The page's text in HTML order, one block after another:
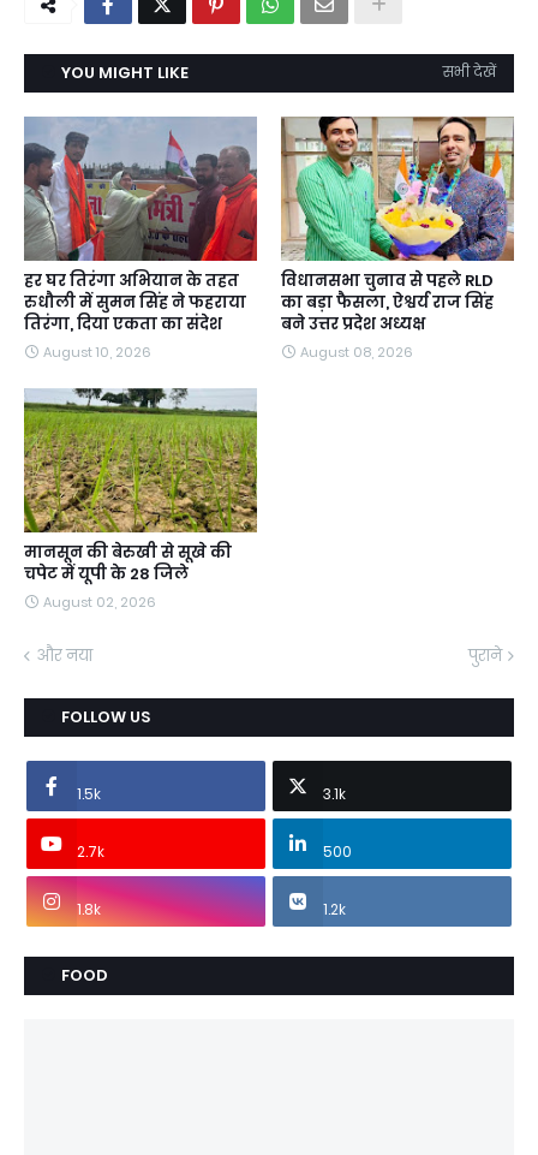
YOU MIGHT LIKE सभी देखें
हर घर तिरंगा अभियान के तहत
रुधौली में सुमन सिंह ने फहराया
तिरंगा, दिया एकता का संदेश
August 10, 2026
विधानसभा चुनाव से पहले RLD
का बड़ा फैसला, ऐश्वर्य राज सिंह
बने उत्तर प्रदेश अध्यक्ष
August 08, 2026
मानसून की बेरुखी से सूखे की
चपेट में यूपी के 28 जिले
August 02, 2026
और नया पुराने
FOLLOW US
1.5k 3.1k
2.7k 500
1.8k 1.2k
FOOD